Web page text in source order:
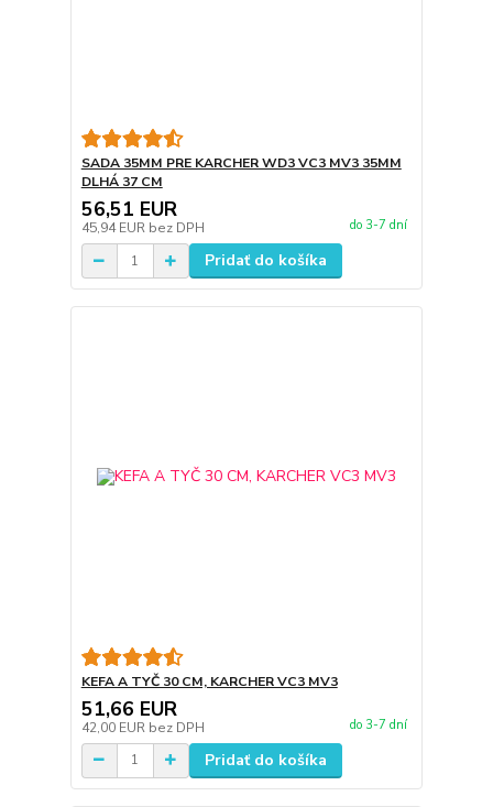
SADA 35MM PRE KARCHER WD3 VC3 MV3 35MM
DLHÁ 37 CM
56,51 EUR
45,94 EUR bez DPH do 3-7 dní
Pridať do košíka
KEFA A TYČ 30 CM, KARCHER VC3 MV3
51,66 EUR
42,00 EUR bez DPH do 3-7 dní
Pridať do košíka